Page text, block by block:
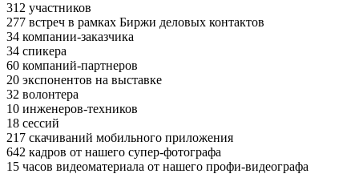
312 участников
277 встреч в рамках Биржи деловых контактов
34 компании-заказчика
34 спикера
60 компаний-партнеров
20 экспонентов на выставке
32 волонтера
10 инженеров-техников
18 сессий
217 скачиваний мобильного приложения
642 кадров от нашего супер-фотографа
15 часов видеоматериала от нашего профи-видеографа